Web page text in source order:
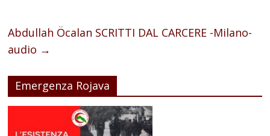
Abdullah Öcalan SCRITTI DAL CARCERE -Milano-
audio →
Emergenza Rojava